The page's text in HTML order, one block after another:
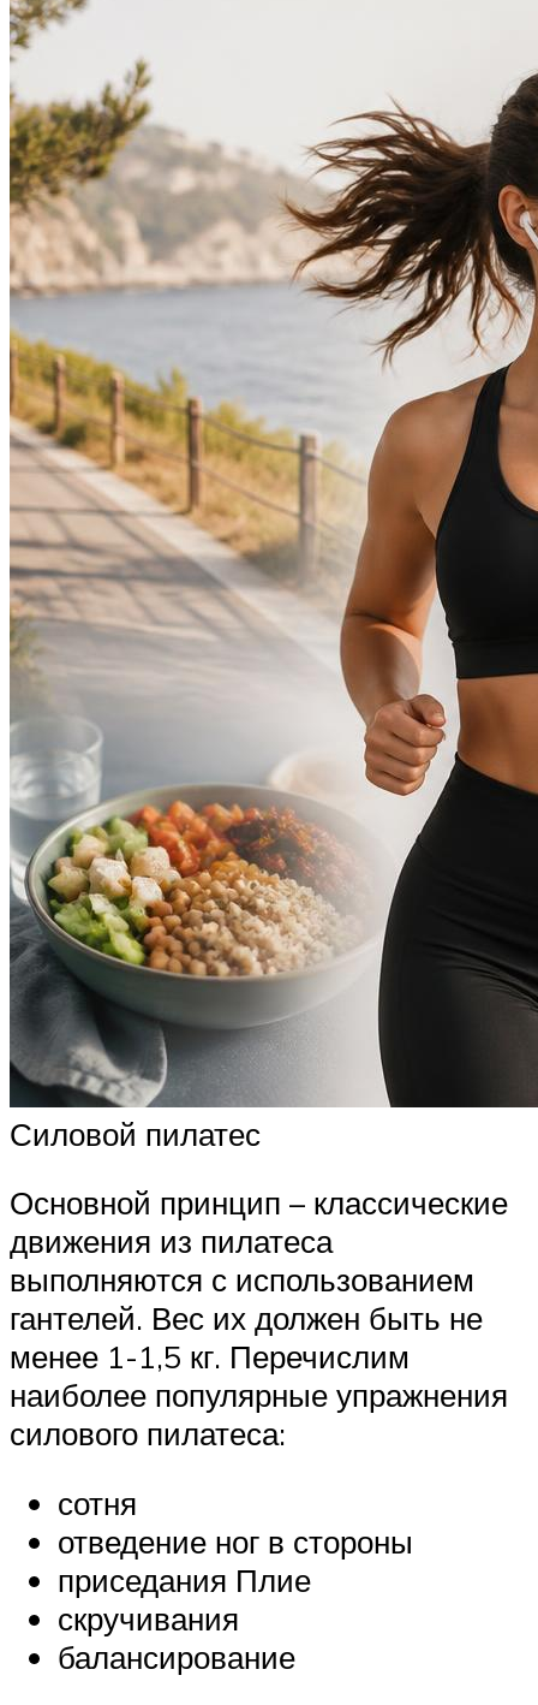
Силовой пилатес
Основной принцип – классические
движения из пилатеса
выполняются с использованием
гантелей. Вес их должен быть не
менее 1-1,5 кг. Перечислим
наиболее популярные упражнения
силового пилатеса:
сотня
отведение ног в стороны
приседания Плие
скручивания
балансирование